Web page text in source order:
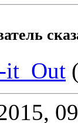
it_Out